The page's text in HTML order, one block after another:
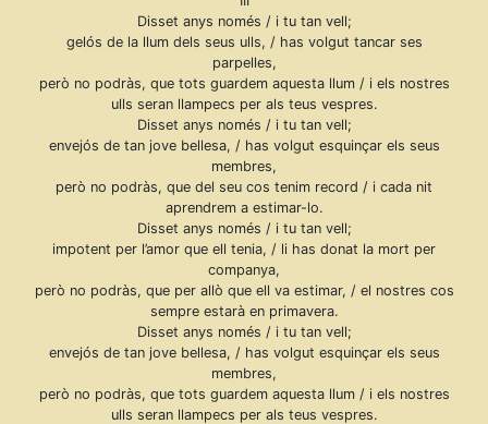
Disset anys només / i tu tan vell;
gelós de la llum dels seus ulls, / has volgut tancar ses
parpelles,
però no podràs, que tots guardem aquesta llum / i els nostres
ulls seran llampecs per als teus vespres.
Disset anys només / i tu tan vell;
envejós de tan jove bellesa, / has volgut esquinçar els seus
membres,
però no podràs, que del seu cos tenim record / i cada nit
aprendrem a estimar-lo.
Disset anys només / i tu tan vell;
impotent per l’amor que ell tenia, / li has donat la mort per
companya,
però no podràs, que per allò que ell va estimar, / el nostres cos
sempre estarà en primavera.
Disset anys només / i tu tan vell;
envejós de tan jove bellesa, / has volgut esquinçar els seus
membres,
però no podràs, que tots guardem aquesta llum / i els nostres
ulls seran llampecs per als teus vespres.